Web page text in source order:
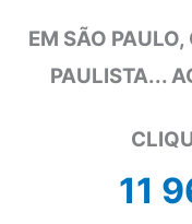
EM SÃO
PAULISTA...
11